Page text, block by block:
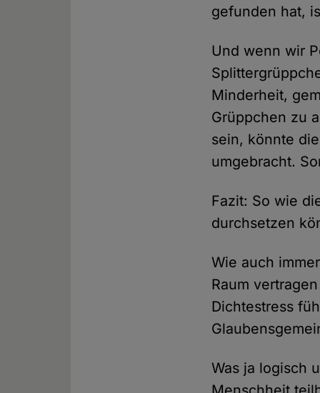
gefunden hat,
Und wenn wir
Minderheit,
Grüppchen zu
sein, könnte
umgebracht.
Fazit: So wie
durchsetzen
Wie auch
Raum
Dichtestress
Was ja logisch